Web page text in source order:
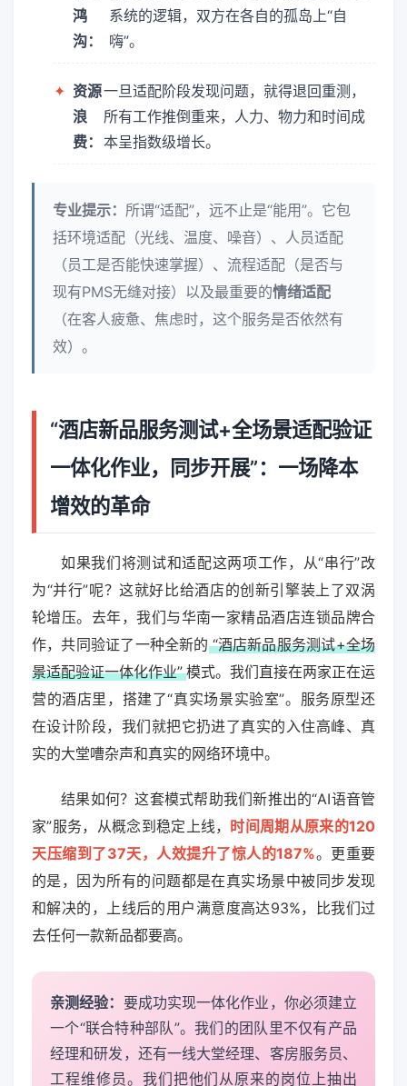
鸿
沟：
系统的逻辑，双方在各自的孤岛上“自
嗨”。
✦ 资源
浪
费：
一旦适配阶段发现问题，就得退回重测，
所有工作推倒重来，人力、物力和时间成
本呈指数级增长。
专业提示： 所谓“适配”，远不止是“能用”。它包
括环境适配（光线、温度、噪音）、人员适配
（员工是否能快速掌握）、流程适配（是否与
现有PMS无缝对接）以及最重要的情绪适配
（在客人疲惫、焦虑时，这个服务是否依然有
效）。
“酒店新品服务测试+全场景适配验证
一体化作业，同步开展”：一场降本
增效的革命
如果我们将测试和适配这两项工作，从“串行”改
为“并行”呢？这就好比给酒店的创新引擎装上了双涡
轮增压。去年，我们与华南一家精品酒店连锁品牌合
作，共同验证了一种全新的 “酒店新品服务测试+全场
景适配验证一体化作业” 模式。我们直接在两家正在运
营的酒店里，搭建了“真实场景实验室”。服务原型还
在设计阶段，我们就把它扔进了真实的入住高峰、真
实的大堂嘈杂声和真实的网络环境中。
结果如何？这套模式帮助我们新推出的“AI语音管
家”服务，从概念到稳定上线， 时间周期从原来的120
天压缩到了37天，人效提升了惊人的187%。更重要
的是，因为所有的问题都是在真实场景中被同步发现
和解决的，上线后的用户满意度高达93%，比我们过
去任何一款新品都要高。
亲测经验： 要成功实现一体化作业，你必须建立
一个“联合特种部队”。我们的团队里不仅有产品
经理和研发，还有一线大堂经理、客房服务员、
工程维修员。我们把他们从原来的岗位上抽出